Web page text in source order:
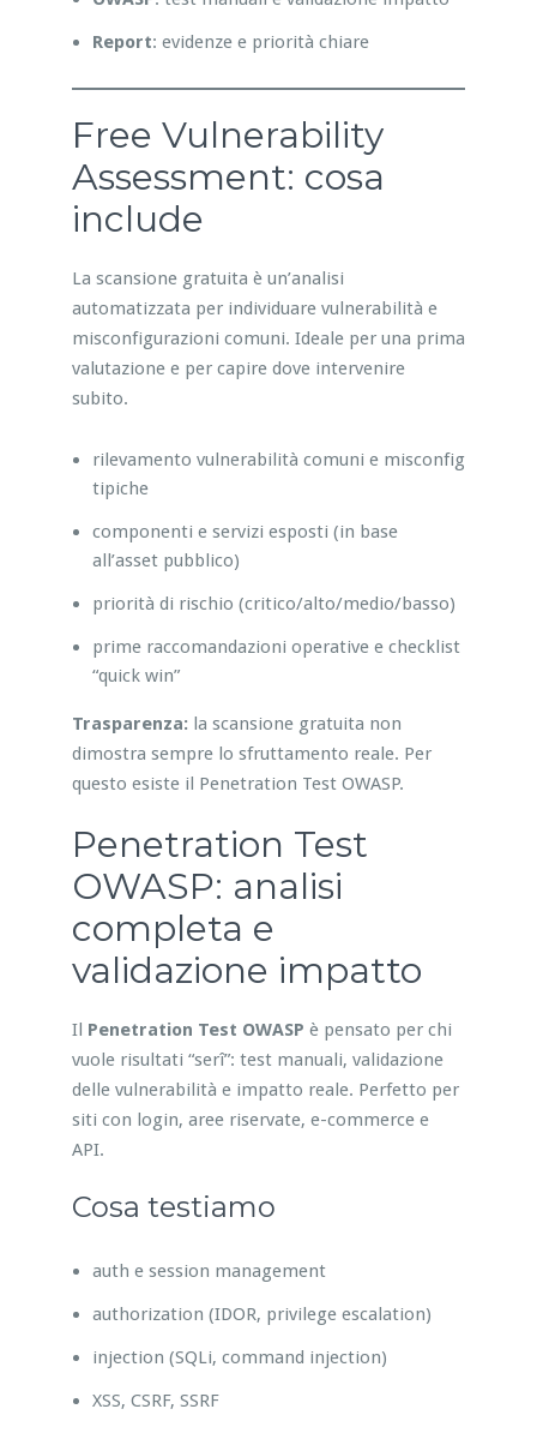
Report: evidenze e priorità chiare
Free Vulnerability
Assessment: cosa
include
La scansione gratuita è un’analisi
automatizzata per individuare vulnerabilità e
misconfigurazioni comuni. Ideale per una prima
valutazione e per capire dove intervenire
subito.
rilevamento vulnerabilità comuni e misconfig
tipiche
componenti e servizi esposti (in base
all’asset pubblico)
priorità di rischio (critico/alto/medio/basso)
prime raccomandazioni operative e checklist
“quick win”
Trasparenza: la scansione gratuita non
dimostra sempre lo sfruttamento reale. Per
questo esiste il Penetration Test OWASP.
Penetration Test
OWASP: analisi
completa e
validazione impatto
Il Penetration Test OWASP è pensato per chi
vuole risultati “serî”: test manuali, validazione
delle vulnerabilità e impatto reale. Perfetto per
siti con login, aree riservate, e-commerce e
API.
Cosa testiamo
auth e session management
authorization (IDOR, privilege escalation)
injection (SQLi, command injection)
XSS, CSRF, SSRF